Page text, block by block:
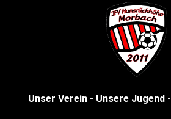
Unser Verein - Unsere Jugend